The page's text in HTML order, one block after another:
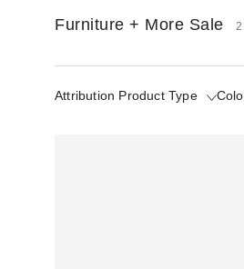
Furniture + More Sale
Attribution Product Type